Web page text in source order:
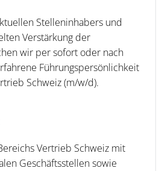
Stelleninhabers und
Verstärkung der
wir per sofort oder nach
Führungspersönlichkeit
Schweiz (m/w/d).
Vertrieb Schweiz mit
Geschäftsstellen sowie